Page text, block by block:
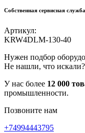
Собственная сервисная служба
Артикул:
KRW4DLM-130-40
Нужен подбор
Не нашли, что искали?
У нас более 12 000
промышленности.
Позвоните нам
+74994443795